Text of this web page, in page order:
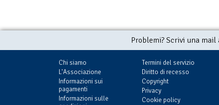
Problemi? Scrivi una
Chi siamo
L'Associazione
Informazioni sui
pagamenti
Informazioni sulle
Termini del servizio
Diritto di recesso
Copyright
Privacy
Cookie policy